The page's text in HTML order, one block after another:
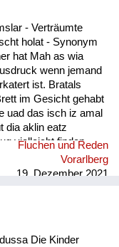
und
- Verträumte
holat - Synonym
hat Mah as wia
wenn jemand
ist. Bratals
im Gesicht gehabt
uad das isch iz amal
dia aklin eatz
vielleicht finden
Fluchen und Reden
Vorarlberg
19. Dezember 2021
Die Kinder